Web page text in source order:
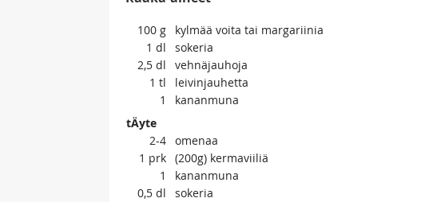
100 g
kylmää voita tai margariinia
1 dl
sokeria
2,5 dl
vehnäjauhoja
1 tl
leivinjauhetta
1
kananmuna
tÄyte
2-4 omenaa
1 prk (200g) kermaviiliä
1
kananmuna
0,5 dl
sokeria